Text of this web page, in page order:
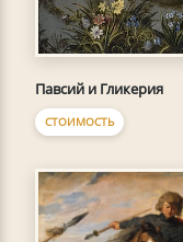
Павсий и Гликерия
СТОИМОСТЬ